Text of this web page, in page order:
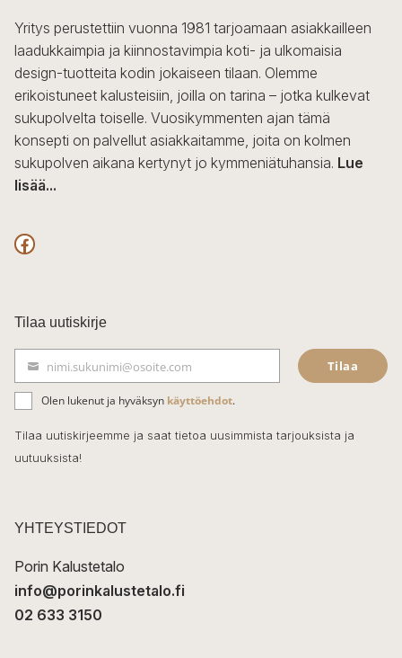
Yritys perustettiin vuonna 1981 tarjoamaan asiakkailleen
laadukkaimpia ja kiinnostavimpia koti- ja ulkomaisia
design-tuotteita kodin jokaiseen tilaan. Olemme
erikoistuneet kalusteisiin, joilla on tarina – jotka kulkevat
sukupolvelta toiselle. Vuosikymmenten ajan tämä
konsepti on palvellut asiakkaitamme, joita on kolmen
sukupolven aikana kertynyt jo kymmeniätuhansia. Lue
lisää...
F
c
e
b
o
o
k
Tilaa uutiskirje
ä
h
k
t
nimi.sukunimi@osoite.com Tilaa
Olen lukenut ja hyväksyn käyttöehdot.
Tilaa uutiskirjeemme ja saat tietoa uusimmista tarjouksista ja
uutuuksista!
YHTEYSTIEDOT
Porin Kalustetalo
info@porinkalustetalo.fi
02 633 3150